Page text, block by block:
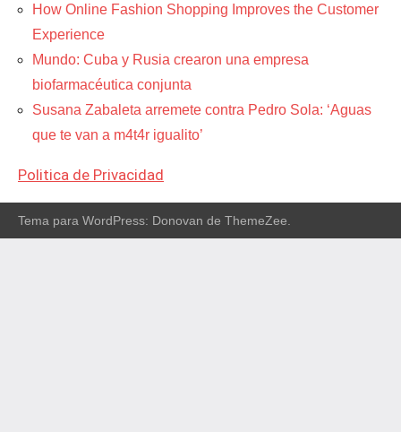
How Online Fashion Shopping Improves the Customer
Experience
Mundo: Cuba y Rusia crearon una empresa
biofarmacéutica conjunta
Susana Zabaleta arremete contra Pedro Sola: ‘Aguas
que te van a m4t4r igualito’
Politica de Privacidad
Tema para WordPress: Donovan de ThemeZee.